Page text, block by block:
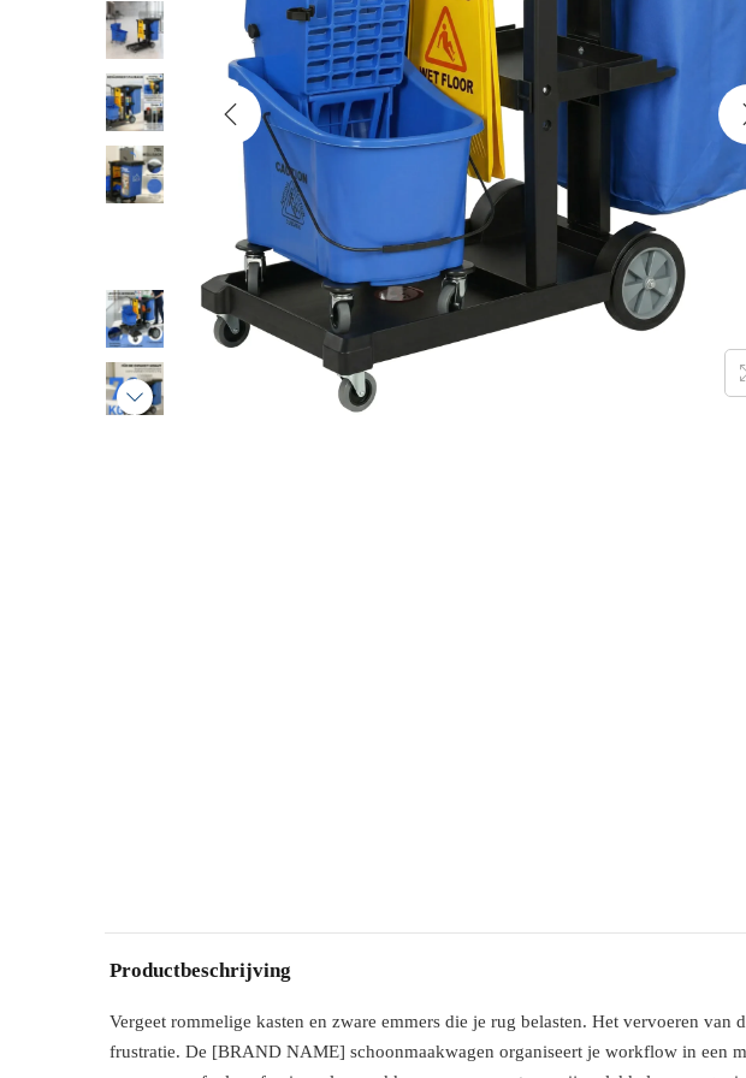
Productbeschrijving
Vergeet rommelige kasten en zware emmers die je rug belasten. Het vervoeren
frustratie. De [BRAND NAME] schoonmaakwagen organiseert je workflow in een